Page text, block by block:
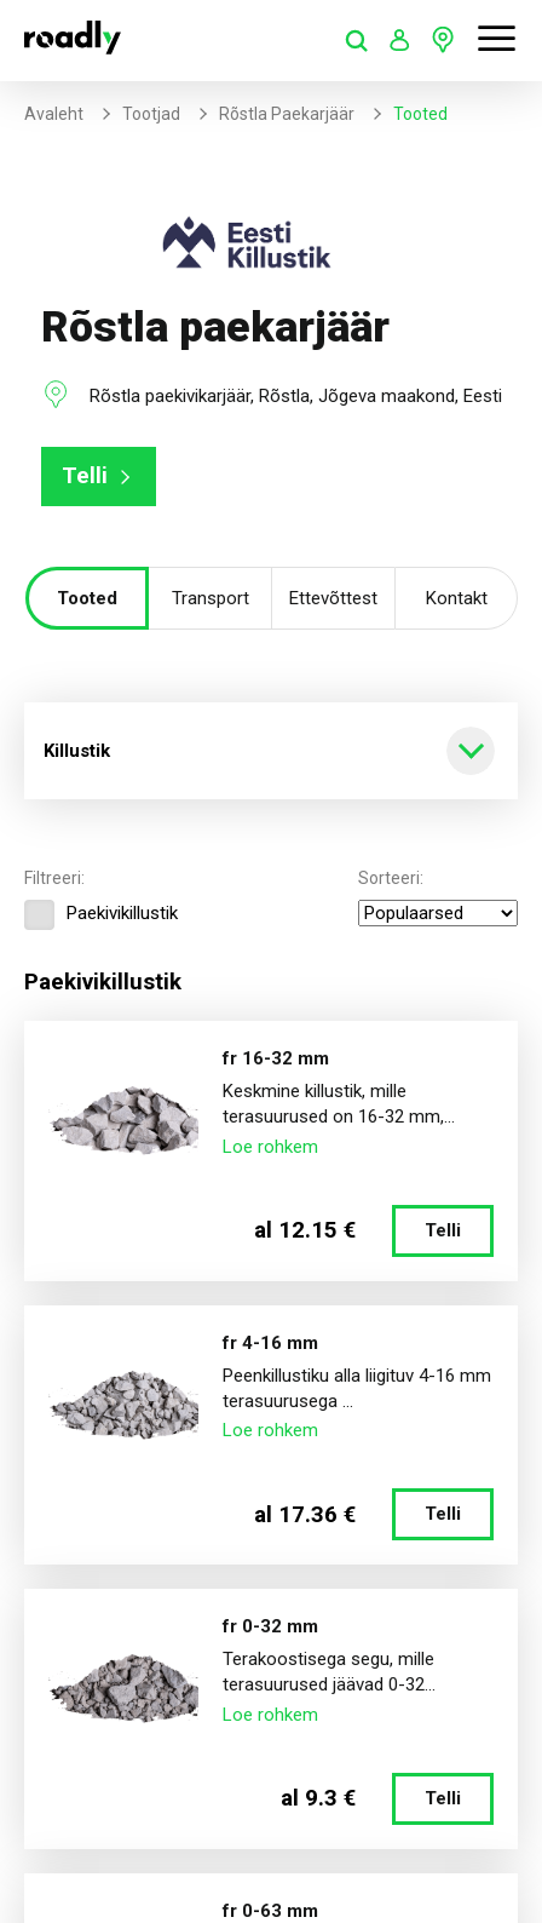
Avaleht Tootjad Rõstla Paekarjäär Tooted
Rõstla paekarjäär
Rõstla paekivikarjäär, Rõstla, Jõgeva maakond, Eesti
Telli
Tooted Transport Ettevõttest Kontakt
Killustik
Killustik
Lõhatud paekivi
Filtreeri:
Paekivikillustik
Sorteeri:
Paekivikillustik
fr 16-32 mm
Keskmine killustik, mille
terasuurused on 16-32 mm,...
Loe rohkem
al 12.15 € Telli
fr 4-16 mm
Peenkillustiku alla liigituv 4-16 mm
terasuurusega ...
Loe rohkem
al 17.36 € Telli
fr 0-32 mm
Terakoostisega segu, mille
terasuurused jäävad 0-32...
Loe rohkem
al 9.3 € Telli
fr 0-63 mm